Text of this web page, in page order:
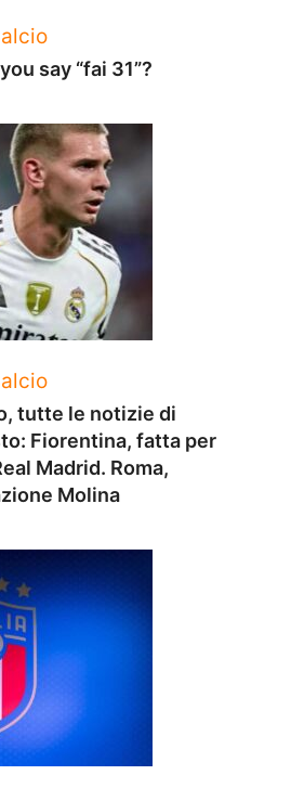
say “fai 31”?
tutte le notizie di
Fiorentina, fatta per
Madrid. Roma,
Molina